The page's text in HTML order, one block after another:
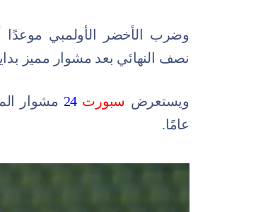
وضرب الأخضر الأولمبي موعدًا
نصف النهائي بعد مشوار مميز
ويستعرض سبورت 24
عامًا.